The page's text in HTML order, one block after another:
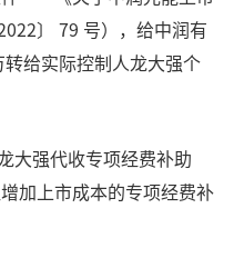
〕 79 号），给中润有
给实际控制人龙大强个
大强代收专项经费补助
加上市成本的专项经费补